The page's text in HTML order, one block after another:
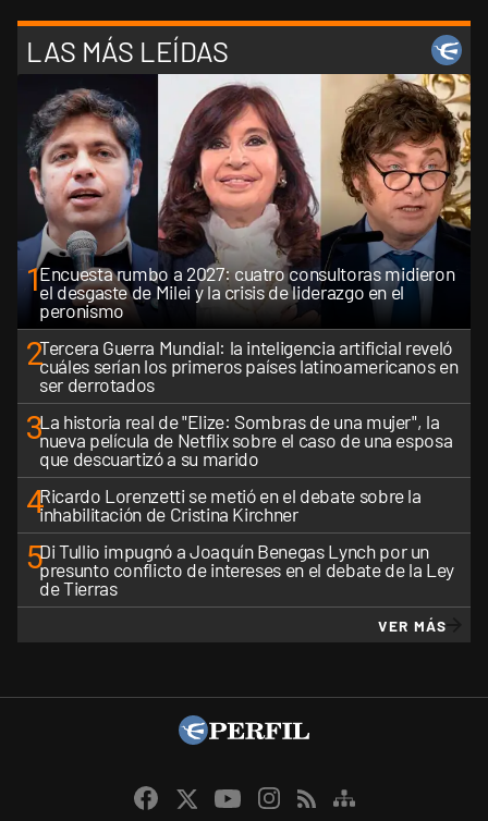
LAS MÁS LEÍDAS
1Encuesta rumbo a 2027: cuatro consultoras midieron
el desgaste de Milei y la crisis de liderazgo en el
peronismo
2Tercera Guerra Mundial: la inteligencia artificial reveló
cuáles serían los primeros países latinoamericanos en
ser derrotados
3La historia real de "Elize: Sombras de una mujer", la
nueva película de Netflix sobre el caso de una esposa
que descuartizó a su marido
4Ricardo Lorenzetti se metió en el debate sobre la
inhabilitación de Cristina Kirchner
5Di Tullio impugnó a Joaquín Benegas Lynch por un
presunto conflicto de intereses en el debate de la Ley
de Tierras
VER MÁS